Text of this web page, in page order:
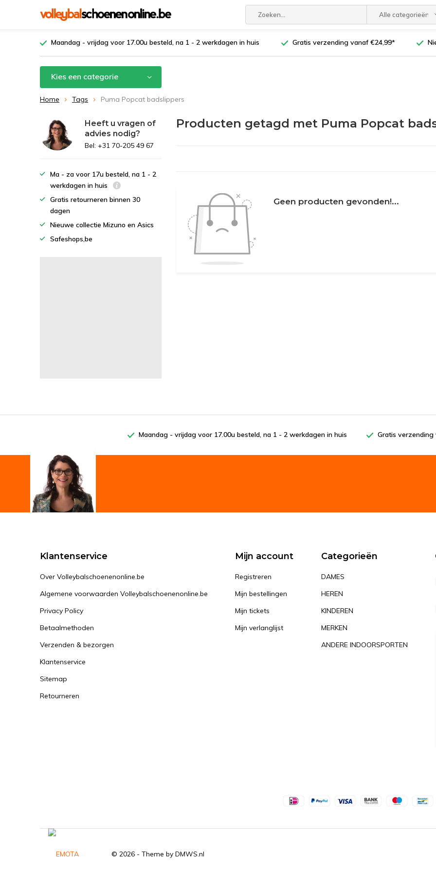
Alle categorieën
Maandag - vrijdag voor 17.00u besteld, na 1 - 2 werkdagen in huis Gratis verzending vanaf €24,99*
Kies een categorie
Home Tags Puma Popcat badslippers
Producten getagd met Puma Popcat
Geen producten gevonden!...
Heeft u vragen of
advies nodig?
Bel: +31 70-205 49 67
Ma - za voor 17u besteld, na 1 - 2
werkdagen in huis
Gratis retourneren binnen 30
dagen
Nieuwe collectie Mizuno en Asics
Safeshops,be
Maandag - vrijdag voor 17.00u besteld, na 1 - 2 werkdagen in huis Gratis
Klantenservice
Over Volleybalschoenenonline.be
Algemene voorwaarden Volleybalschoenenonline.be
Privacy Policy
Betaalmethoden
Verzenden & bezorgen
Klantenservice
Sitemap
Retourneren
Mijn account
Registreren
Mijn bestellingen
Mijn tickets
Mijn verlanglijst
Categorieën
DAMES
HEREN
KINDEREN
MERKEN
ANDERE INDOORSPORTEN
© 2026 - Theme by DMWS.nl